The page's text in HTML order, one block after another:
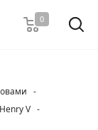
0
-
V -